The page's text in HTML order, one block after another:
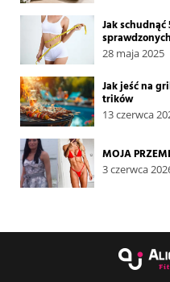
Jak
28 maja 2025
Jak jeść na
trików
13 czerwca
MOJA
3 czerwca